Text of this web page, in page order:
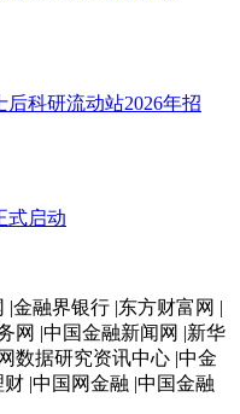
科研流动站2026年招
式启动
|金融界银行 |东方财富网 |
网 |中国金融新闻网 |新华
数据研究资讯中心 |中金
|中国网金融 |中国金融